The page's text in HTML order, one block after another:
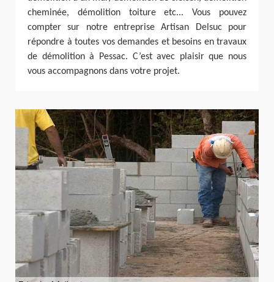
cheminée, démolition toiture etc... Vous pouvez
compter sur notre entreprise Artisan Delsuc pour
répondre à toutes vos demandes et besoins en travaux
de démolition à Pessac. C’est avec plaisir que nous
vous accompagnons dans votre projet.